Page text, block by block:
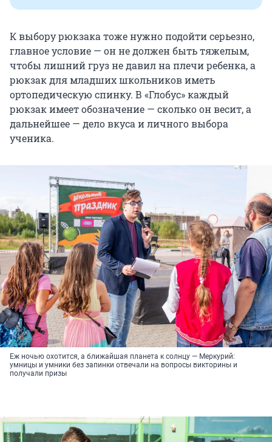
К выбору рюкзака тоже нужно подойти серьезно,
главное условие — он не должен быть тяжелым,
чтобы лишний груз не давил на плечи ребенка, а
рюкзак для младших школьников иметь
ортопедическую спинку. В «Глобус» каждый
рюкзак имеет обозначение — сколько он весит, а
дальнейшее — дело вкуса и личного выбора
ученика.
Еж ночью охотится, а ближайшая планета к солнцу — Меркурий:
умницы и умники без запинки отвечали на вопросы викторины и
получали призы